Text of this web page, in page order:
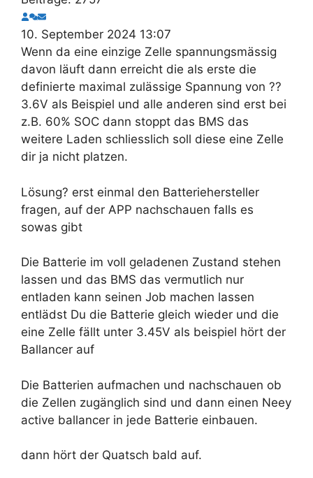
10. September 2024 13:07
Wenn da eine einzige Zelle spannungsmässig
davon läuft dann erreicht die als erste die
definierte maximal zulässige Spannung von ??
3.6V als Beispiel und alle anderen sind erst bei
z.B. 60% SOC dann stoppt das BMS das
weitere Laden schliesslich soll diese eine Zelle
dir ja nicht platzen.
Lösung? erst einmal den Batteriehersteller
fragen, auf der APP nachschauen falls es
sowas gibt
Die Batterie im voll geladenen Zustand stehen
lassen und das BMS das vermutlich nur
entladen kann seinen Job machen lassen
entlädst Du die Batterie gleich wieder und die
eine Zelle fällt unter 3.45V als beispiel hört der
Ballancer auf
Die Batterien aufmachen und nachschauen ob
die Zellen zugänglich sind und dann einen Neey
active ballancer in jede Batterie einbauen.
dann hört der Quatsch bald auf.